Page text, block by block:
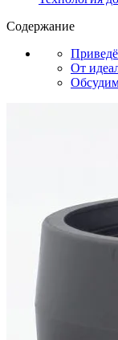
Содержание
От